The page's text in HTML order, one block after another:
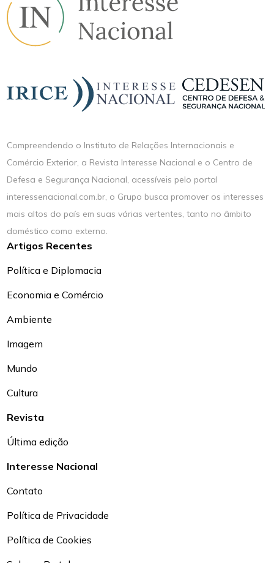
Compreendendo o Instituto de Relações Internacionais e
Comércio Exterior, a Revista Interesse Nacional e o Centro de
Defesa e Segurança Nacional, acessíveis pelo portal
interessenacional.com.br, o Grupo busca promover os interesses
mais altos do país em suas várias vertentes, tanto no âmbito
doméstico como externo.
Artigos Recentes
Política e Diplomacia
Economia e Comércio
Ambiente
Imagem
Mundo
Cultura
Revista
Última edição
Interesse Nacional
Contato
Política de Privacidade
Política de Cookies